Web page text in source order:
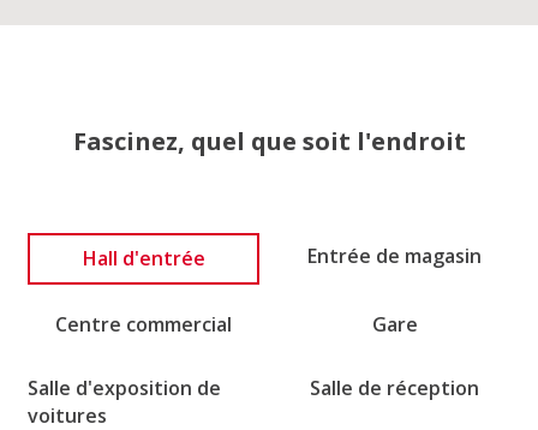
Fascinez, quel que soit l'endroit
Hall d'entrée Entrée de magasin
Centre commercial Gare
Salle d'exposition de
voitures
Salle de réception